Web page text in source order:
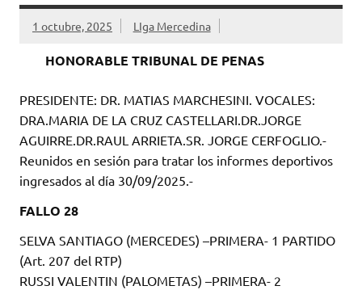
1 octubre, 2025 LIga Mercedina
HONORABLE TRIBUNAL DE PENAS
PRESIDENTE: DR. MATIAS MARCHESINI. VOCALES:
DRA.MARIA DE LA CRUZ CASTELLARI.DR.JORGE
AGUIRRE.DR.RAUL ARRIETA.SR. JORGE CERFOGLIO.-
Reunidos en sesión para tratar los informes deportivos
ingresados al día 30/09/2025.-
FALLO 28
SELVA SANTIAGO (MERCEDES) –PRIMERA- 1 PARTIDO
(Art. 207 del RTP)
RUSSI VALENTIN (PALOMETAS) –PRIMERA- 2